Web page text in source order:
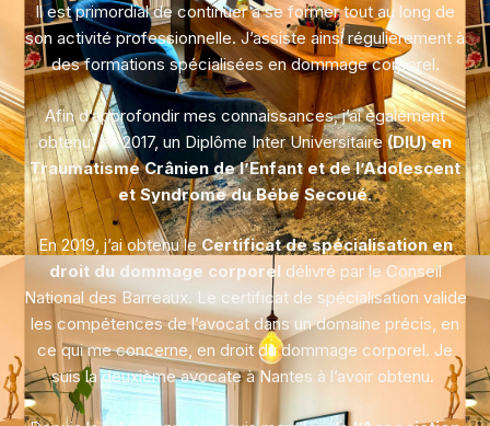
Il est primordial de continuer à se former tout au long de
son activité professionnelle. J’assiste ainsi régulièrement à
des formations spécialisées en dommage corporel.
Afin d’approfondir mes connaissances, j’ai également
obtenu, en 2017, un Diplôme Inter Universitaire(DIU) en
Traumatisme Crânien de l’Enfant et de l’Adolescent
et Syndrome du Bébé Secoué.
En 2019, j’ai obtenu leCertificat de spécialisation en
droit du dommage corporel délivré par le Conseil
National des Barreaux. Le certificat de spécialisation valide
les compétences de l’avocat dans un domaine précis, en
ce qui me concerne, en droit du dommage corporel. Je
suis la deuxième avocate à Nantes à l’avoir obtenu.